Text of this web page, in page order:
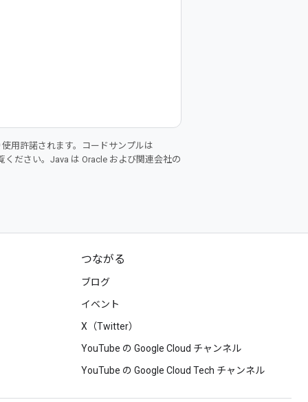
使用許諾されます。コードサンプルは
ください。Java は Oracle および関連会社の
つながる
ブログ
イベント
X（Twitter）
YouTube の Google Cloud チャンネル
YouTube の Google Cloud Tech チャンネル